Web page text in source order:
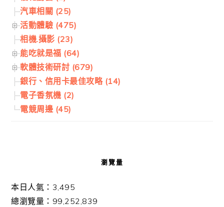
汽車相關 (25)
活動體驗 (475)
相機.攝影 (23)
能吃就是福 (64)
軟體技術研討 (679)
銀行、信用卡最佳攻略 (14)
電子香氛機 (2)
電競周邊 (45)
瀏覽量
本日人氣：3,495
總瀏覽量：99,252,839